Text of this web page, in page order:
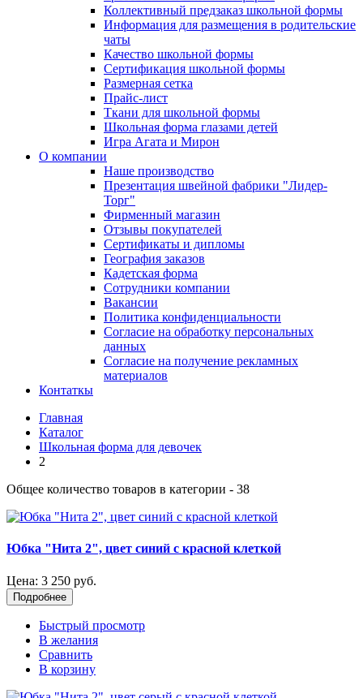
Коллективный предзаказ школьной формы
Информация для размещения в родительские
чаты
Качество школьной формы
Сертификация школьной формы
Размерная сетка
Прайс-лист
Ткани для школьной формы
Школьная форма глазами детей
Игра Агата и Мирон
О компании
Наше производство
Презентация швейной фабрики "Лидер-
Торг"
Фирменный магазин
Отзывы покупателей
Сертификаты и дипломы
География заказов
Кадетская форма
Сотрудники компании
Вакансии
Политика конфиденциальности
Согласие на обработку персональных
данных
Согласие на получение рекламных
материалов
Контаткы
Главная
Каталог
Школьная форма для девочек
2
Общее количество товаров в категории - 38
Юбка "Нита 2", цвет синий с красной клеткой
Цена: 3 250 руб.
Подробнее
Быстрый просмотр
В желания
Сравнить
В корзину